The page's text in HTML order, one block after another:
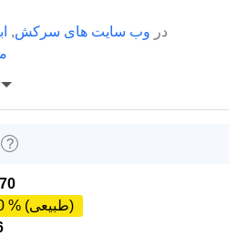
در وب سایت های سرکش,
?
20 % (طبیعی)